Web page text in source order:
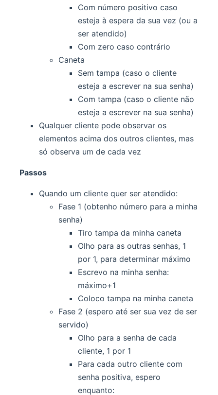
Com número positivo caso
esteja à espera da sua vez (ou a
ser atendido)
Com zero caso contrário
Caneta
Sem tampa (caso o cliente
esteja a escrever na sua senha)
Com tampa (caso o cliente não
esteja a escrever na sua senha)
Qualquer cliente pode observar os
elementos acima dos outros clientes, mas
só observa um de cada vez
Passos
Quando um cliente quer ser atendido:
Fase 1 (obtenho número para a minha
senha)
Tiro tampa da minha caneta
Olho para as outras senhas, 1
por 1, para determinar máximo
Escrevo na minha senha:
máximo+1
Coloco tampa na minha caneta
Fase 2 (espero até ser sua vez de ser
servido)
Olho para a senha de cada
cliente, 1 por 1
Para cada outro cliente com
senha positiva, espero
enquanto: